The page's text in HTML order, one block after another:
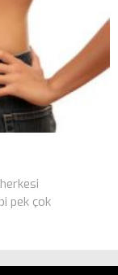
pek çok